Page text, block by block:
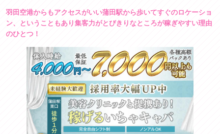
羽田空港からもアクセスがいい蒲田駅から歩いてすぐのロケーショ
ン、ということもあり集客力がとびきりなところが稼ぎやすい理由
のひとつ！